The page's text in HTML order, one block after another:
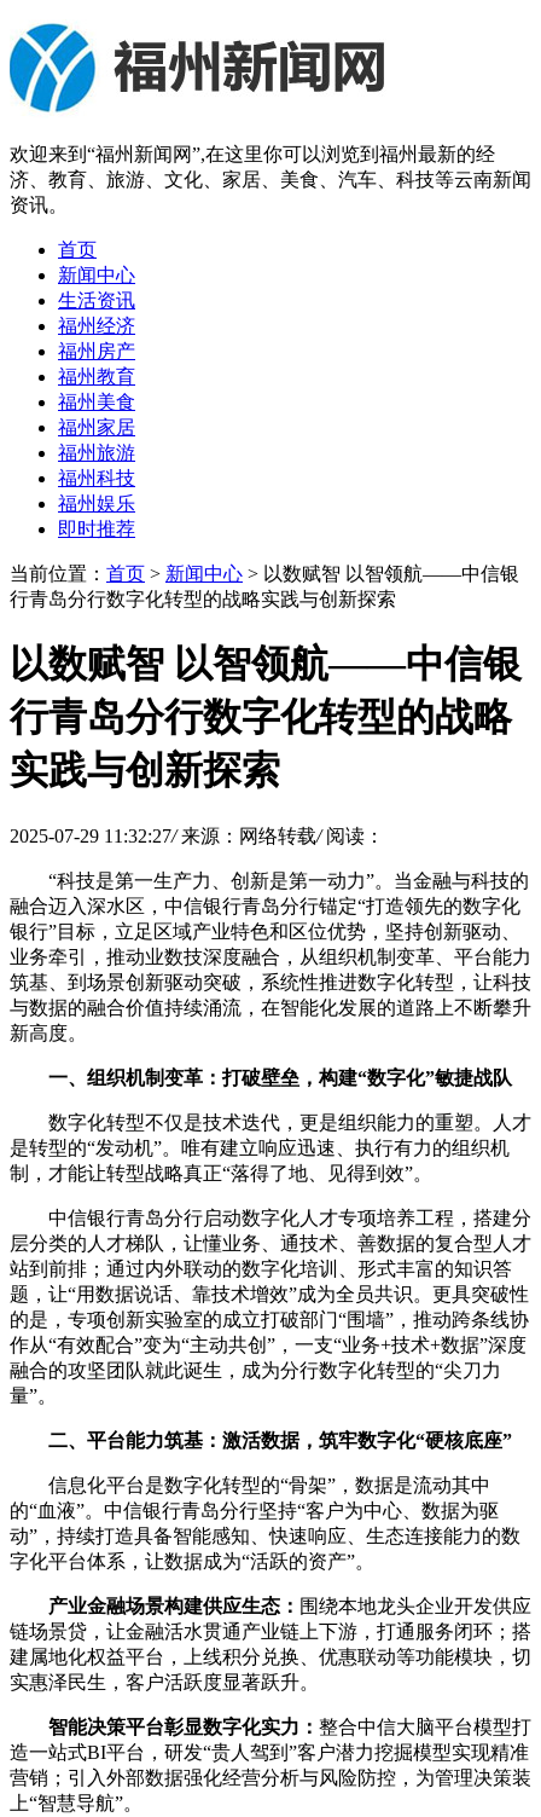
欢迎来到“福州新闻网”,在这里你可以浏览到福州最新的经
济、教育、旅游、文化、家居、美食、汽车、科技等云南新闻
资讯。
首页
新闻中心
生活资讯
福州经济
福州房产
福州教育
福州美食
福州家居
福州旅游
福州科技
福州娱乐
即时推荐
当前位置： 首页 > 新闻中心 > 以数赋智 以智领航——中信银
行青岛分行数字化转型的战略实践与创新探索
以数赋智 以智领航——中信银
行青岛分行数字化转型的战略
实践与创新探索
2025-07-29 11:32:27/ 来源：网络转载/ 阅读：
“科技是第一生产力、创新是第一动力”。当金融与科技的
融合迈入深水区，中信银行青岛分行锚定“打造领先的数字化
银行”目标，立足区域产业特色和区位优势，坚持创新驱动、
业务牵引，推动业数技深度融合，从组织机制变革、平台能力
筑基、到场景创新驱动突破，系统性推进数字化转型，让科技
与数据的融合价值持续涌流，在智能化发展的道路上不断攀升
新高度。
一、组织机制变革：打破壁垒，构建“数字化”敏捷战队
数字化转型不仅是技术迭代，更是组织能力的重塑。人才
是转型的“发动机”。唯有建立响应迅速、执行有力的组织机
制，才能让转型战略真正“落得了地、见得到效”。
中信银行青岛分行启动数字化人才专项培养工程，搭建分
层分类的人才梯队，让懂业务、通技术、善数据的复合型人才
站到前排；通过内外联动的数字化培训、形式丰富的知识答
题，让“用数据说话、靠技术增效”成为全员共识。更具突破性
的是，专项创新实验室的成立打破部门“围墙”，推动跨条线协
作从“有效配合”变为“主动共创”，一支“业务+技术+数据”深度
融合的攻坚团队就此诞生，成为分行数字化转型的“尖刀力
量”。
二、平台能力筑基：激活数据，筑牢数字化“硬核底座”
信息化平台是数字化转型的“骨架”，数据是流动其中
的“血液”。中信银行青岛分行坚持“客户为中心、数据为驱
动”，持续打造具备智能感知、快速响应、生态连接能力的数
字化平台体系，让数据成为“活跃的资产”。
产业金融场景构建供应生态： 围绕本地龙头企业开发供应
链场景贷，让金融活水贯通产业链上下游，打通服务闭环；搭
建属地化权益平台，上线积分兑换、优惠联动等功能模块，切
实惠泽民生，客户活跃度显著跃升。
智能决策平台彰显数字化实力： 整合中信大脑平台模型打
造一站式BI平台，研发“贵人驾到”客户潜力挖掘模型实现精准
营销；引入外部数据强化经营分析与风险防控，为管理决策装
上“智慧导航”。